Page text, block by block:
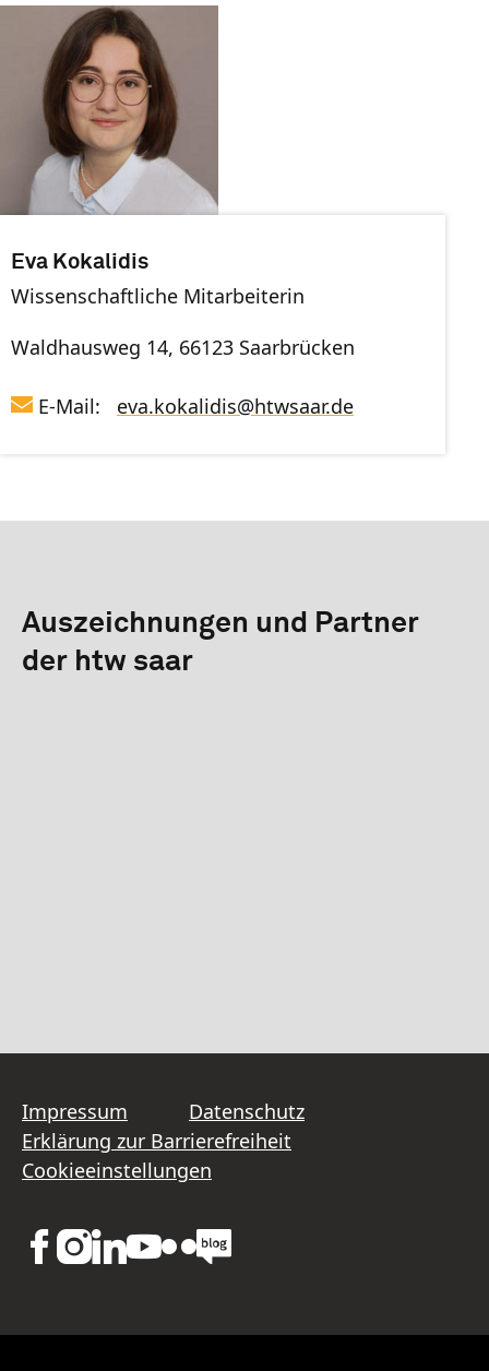
Eva Kokalidis
Wissenschaftliche Mitarbeiterin
Waldhausweg 14, 66123 Saarbrücken
E-Mail: eva.kokalidis@htwsaar.de
Auszeichnungen und Partner
der htw saar
Impressum
Datenschutz
Erklärung zur Barrierefreiheit
Cookieeinstellungen